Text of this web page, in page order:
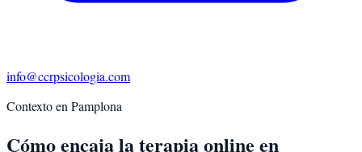
info@ccrpsicologia.com
Contexto en Pamplona
Cómo encaja la terapia online en